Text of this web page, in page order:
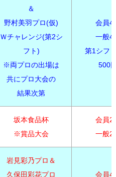
＆
野村美羽プロ(仮)
Ｗチャレンジ(第2シ
フト)
※両プロの出場は
共にプロ大会の
結果次第
会員
一般
第1シフ
500
坂本食品杯
※賞品大会
会員
一般
岩見彩乃プロ＆
久保田彩花プロ
会員